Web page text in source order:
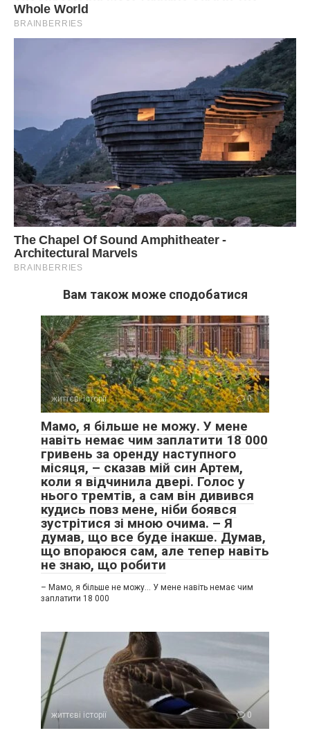
Вам також може сподобатися
життєві історії 0
Мамо, я більше не можу. У мене
навіть немає чим заплатити 18 000
гривень за оренду наступного
місяця, – сказав мій син Артем,
коли я відчинила двері. Голос у
нього тремтів, а сам він дивився
кудись повз мене, ніби боявся
зустрітися зі мною очима. – Я
думав, що все буде інакше. Думав,
що впораюся сам, але тепер навіть
не знаю, що робити
– Мамо, я більше не можу… У мене навіть немає чим
заплатити 18 000
життєві історії 0